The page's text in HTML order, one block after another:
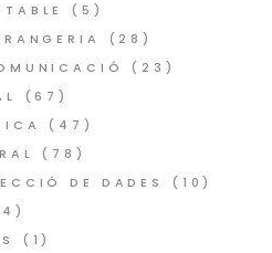
(5)
(28)
(23)
(67)
(47)
(78)
DE DADES
(10)
(1)